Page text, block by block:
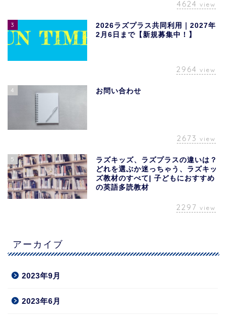
4624 view
3
2026ラズプラス共同利用｜2027年
2月6日まで【新規募集中！】
2964 view
4 お問い合わせ
2673 view
5
ラズキッズ、ラズプラスの違いは？
どれを選ぶか迷っちゃう、ラズキッ
ズ教材のすべて| 子どもにおすすめ
の英語多読教材
2297 view
アーカイブ
2023年9月
2023年6月